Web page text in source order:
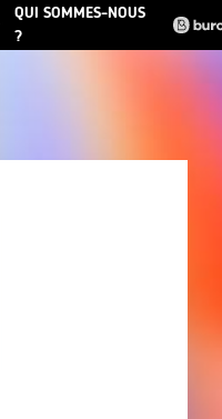
QUI SOMMES-NOUS
?